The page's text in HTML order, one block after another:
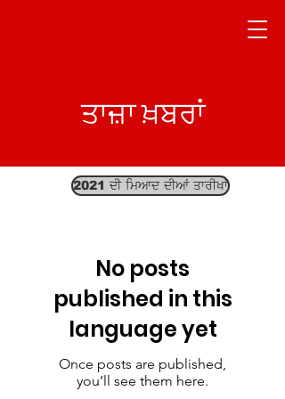
ਤਾਜ਼ਾ ਖ਼ਬਰਾਂ
2021 ਦੀ ਮਿਆਦ ਦੀਆਂ ਤਾਰੀਖਾਂ
No posts
published in this
language yet
Once posts are published,
you’ll see them here.